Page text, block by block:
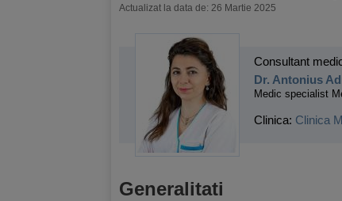
Actualizat la data de: 26 Martie 2025
Consultant
Dr. Antonius
Medic specialist
Clinica: Clinica
Generalitati